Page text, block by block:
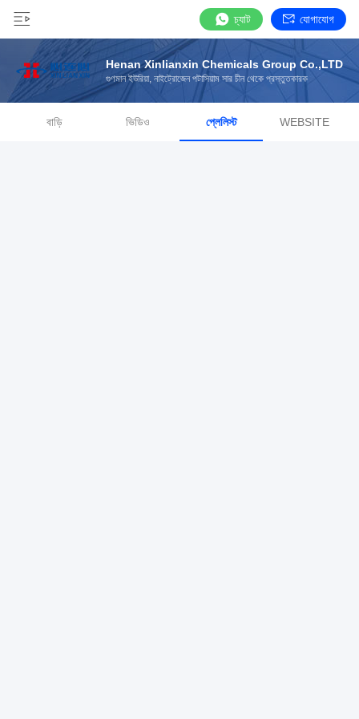
চ্যাট যোগাযোগ
Henan Xinlianxin Chemicals Group Co.,LTD
গুণমান ইউরিয়া, নাইট্রোজেন পটাসিয়াম সার চীন থেকে প্রস্তুতকারক
বাড়ি ভিডিও প্লেলিস্ট WEBSITE